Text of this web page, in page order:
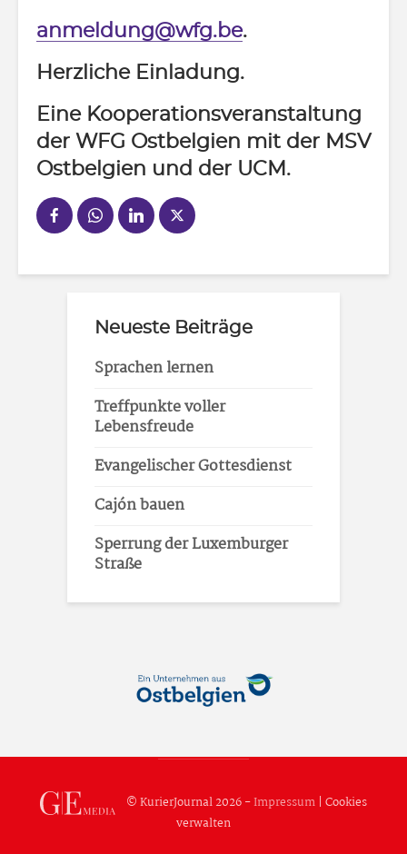
anmeldung@wfg.be.
Herzliche Einladung.
Eine Kooperationsveranstaltung
der WFG Ostbelgien mit der MSV
Ostbelgien und der UCM.
Neueste Beiträge
Sprachen lernen
Treffpunkte voller
Lebensfreude
Evangelischer Gottesdienst
Cajón bauen
Sperrung der Luxemburger
Straße
© KurierJournal 2026 -Impressum| Cookies
verwalten